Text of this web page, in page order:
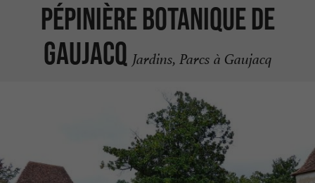
Pépinière Botanique de
Gaujacq Jardins, Parcs à Gaujacq